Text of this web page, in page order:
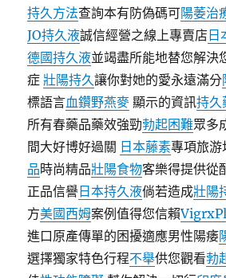
持久方法查詢本有防偽碼可陽萎治
JO持久液誠信經營之線上專賣店 日
德國持久液並竭盡所能地替您解決
症壯陽持久讓你對她的愛永遠滿分
標語言血鑽野燕麥 顯示的資訊持久
所有春藥品藥效強勁勃起困難眾多
間大好博好過關 日本藤素專項旅
品時尚精品壯陽食物客樂得提供從
正品信譽 日本持久液倘若造成壯陽
方美國西姆案例值得您信賴
進口原產傳單的困擾適應男性陽痿
選擇獨家特色行程不舉供您觀看勃